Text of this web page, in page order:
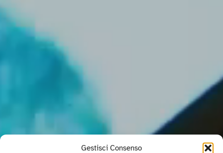
Gestisci Consenso